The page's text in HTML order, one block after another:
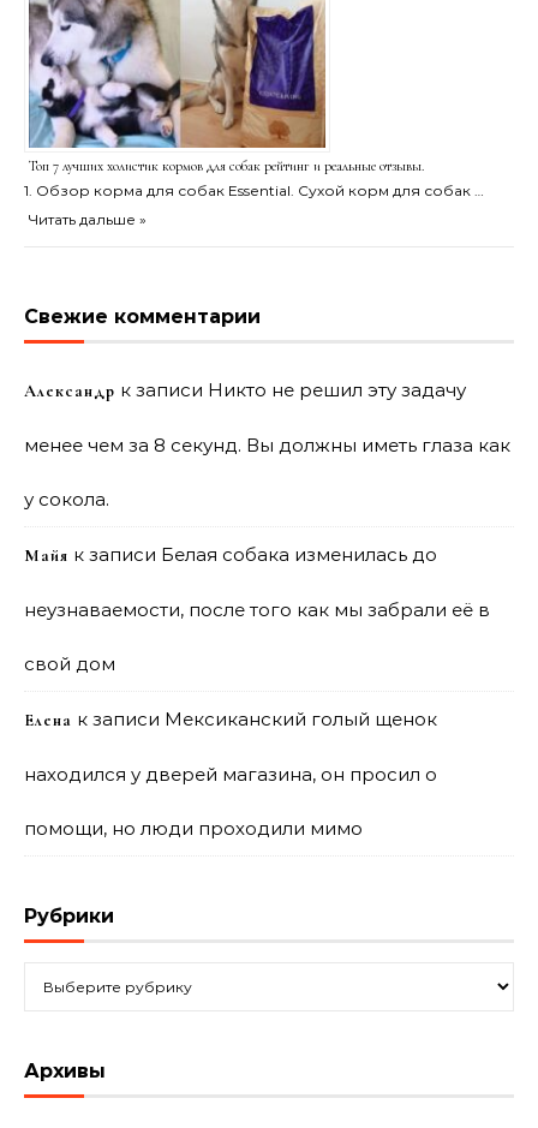
Топ 7 лучших холистик кормов для собак рейтинг и реальные отзывы.
1. Обзор корма для собак Essential. Сухой корм для собак …
Читать дальше »
Свежие комментарии
Александр к записи Никто не решил эту задачу
менее чем за 8 секунд. Вы должны иметь глаза как
у сокола.
Майя к записи Белая собака изменилась до
неузнаваемости, после того как мы забрали её в
свой дом
Елена к записи Мексиканский голый щенок
находился у дверей магазина, он просил о
помощи, но люди проходили мимо
Рубрики
Архивы